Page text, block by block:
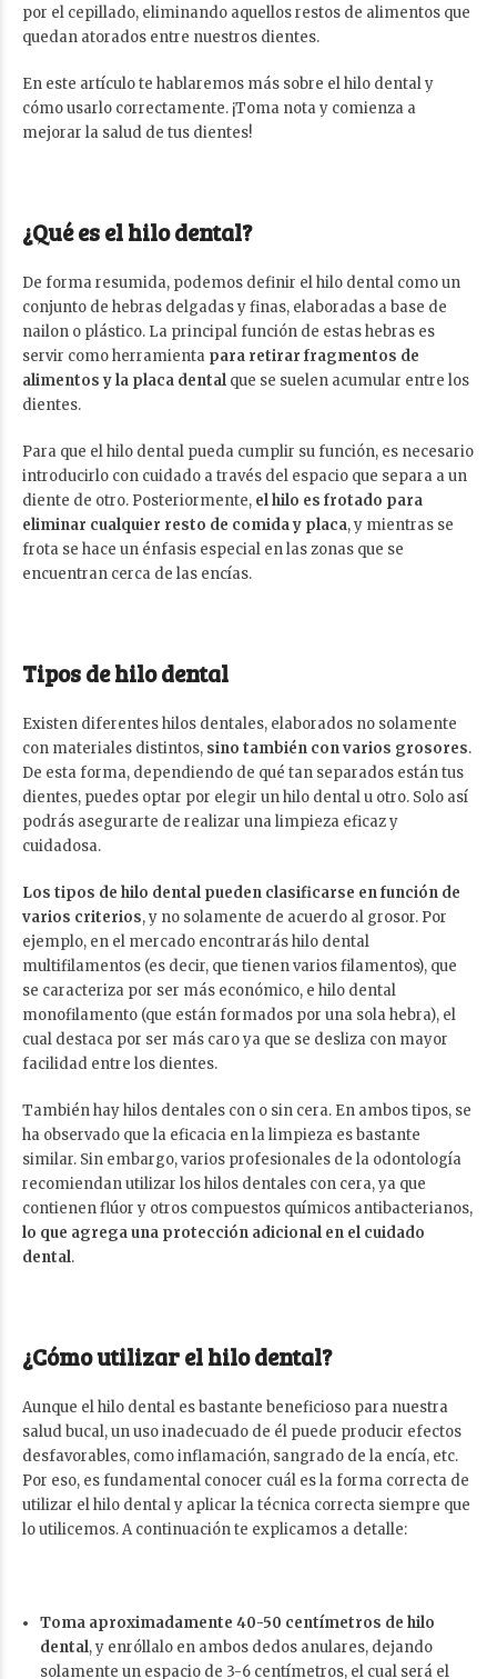
por el cepillado, eliminando aquellos restos de alimentos que
quedan atorados entre nuestros dientes.
En este artículo te hablaremos más sobre el hilo dental y
cómo usarlo correctamente. ¡Toma nota y comienza a
mejorar la salud de tus dientes!
¿Qué es el hilo dental?
De forma resumida, podemos definir el hilo dental como un
conjunto de hebras delgadas y finas, elaboradas a base de
nailon o plástico. La principal función de estas hebras es
servir como herramienta para retirar fragmentos de
alimentos y la placa dental que se suelen acumular entre los
dientes.
Para que el hilo dental pueda cumplir su función, es necesario
introducirlo con cuidado a través del espacio que separa a un
diente de otro. Posteriormente, el hilo es frotado para
eliminar cualquier resto de comida y placa, y mientras se
frota se hace un énfasis especial en las zonas que se
encuentran cerca de las encías.
Tipos de hilo dental
Existen diferentes hilos dentales, elaborados no solamente
con materiales distintos, sino también con varios grosores.
De esta forma, dependiendo de qué tan separados están tus
dientes, puedes optar por elegir un hilo dental u otro. Solo así
podrás asegurarte de realizar una limpieza eficaz y
cuidadosa.
Los tipos de hilo dental pueden clasificarse en función de
varios criterios, y no solamente de acuerdo al grosor. Por
ejemplo, en el mercado encontrarás hilo dental
multifilamentos (es decir, que tienen varios filamentos), que
se caracteriza por ser más económico, e hilo dental
monofilamento (que están formados por una sola hebra), el
cual destaca por ser más caro ya que se desliza con mayor
facilidad entre los dientes.
También hay hilos dentales con o sin cera. En ambos tipos, se
ha observado que la eficacia en la limpieza es bastante
similar. Sin embargo, varios profesionales de la odontología
recomiendan utilizar los hilos dentales con cera, ya que
contienen flúor y otros compuestos químicos antibacterianos,
lo que agrega una protección adicional en el cuidado
dental.
¿Cómo utilizar el hilo dental?
Aunque el hilo dental es bastante beneficioso para nuestra
salud bucal, un uso inadecuado de él puede producir efectos
desfavorables, como inflamación, sangrado de la encía, etc.
Por eso, es fundamental conocer cuál es la forma correcta de
utilizar el hilo dental y aplicar la técnica correcta siempre que
lo utilicemos. A continuación te explicamos a detalle:
Toma aproximadamente 40-50 centímetros de hilo
dental, y enróllalo en ambos dedos anulares, dejando
solamente un espacio de 3-6 centímetros, el cual será el